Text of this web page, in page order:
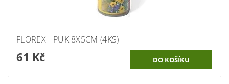
FLOREX - PUK 8X5CM (4KS)
61 Kč